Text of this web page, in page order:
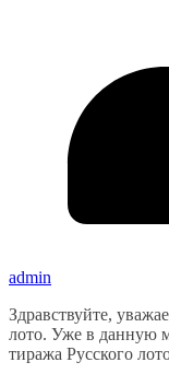
admin
Здравствуйте,
лото. Уже в данную
тиража Русского